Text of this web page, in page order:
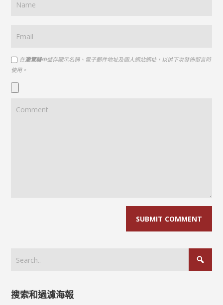
在瀏覽器中儲存顯示名稱、電子郵件地址及個人網站網址，以供下次發佈留言時
使用。
搜索和過濾海報